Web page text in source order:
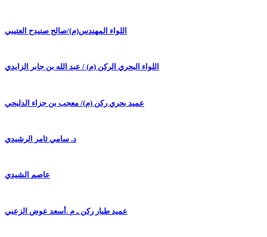
اللواء المهندس(م)/صالح صنيدح العتيبي
اللواء البحري الركن (م) / عبد الله بن جابر الزايدي
عميد بحري ركن (م)/ معجب بن جزاء الدلبحي
د. سامي ثامر الرشيدي
عاصم الشيدي
عميد طيار ركن ـ م .أسعد عوض الزعبي